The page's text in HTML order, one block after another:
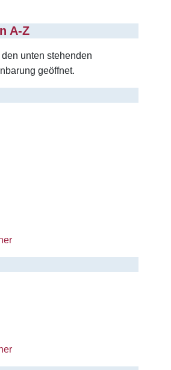
A-Z
unten stehenden
geöffnet.